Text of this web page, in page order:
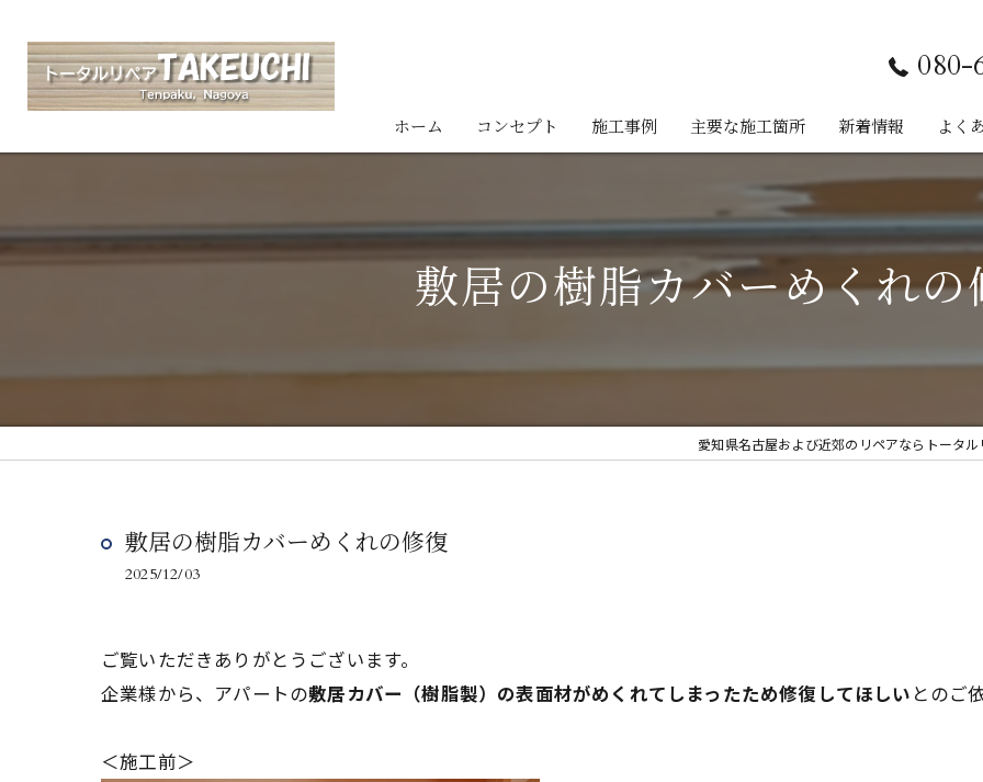
080-
ホーム コンセプト 施工事例 主要な施工箇所
建具
巾木
新着情報 よく
敷居の樹脂カバーめくれの
愛知県名古屋および近郊のリペアならトータル
敷居の樹脂カバーめくれの修復
2025/12/03
ご覧いただきありがとうございます。
企業様から、アパートの敷居カバー（樹脂製）の表面材がめくれてしまったため修復してほしい とのご
＜施工前＞